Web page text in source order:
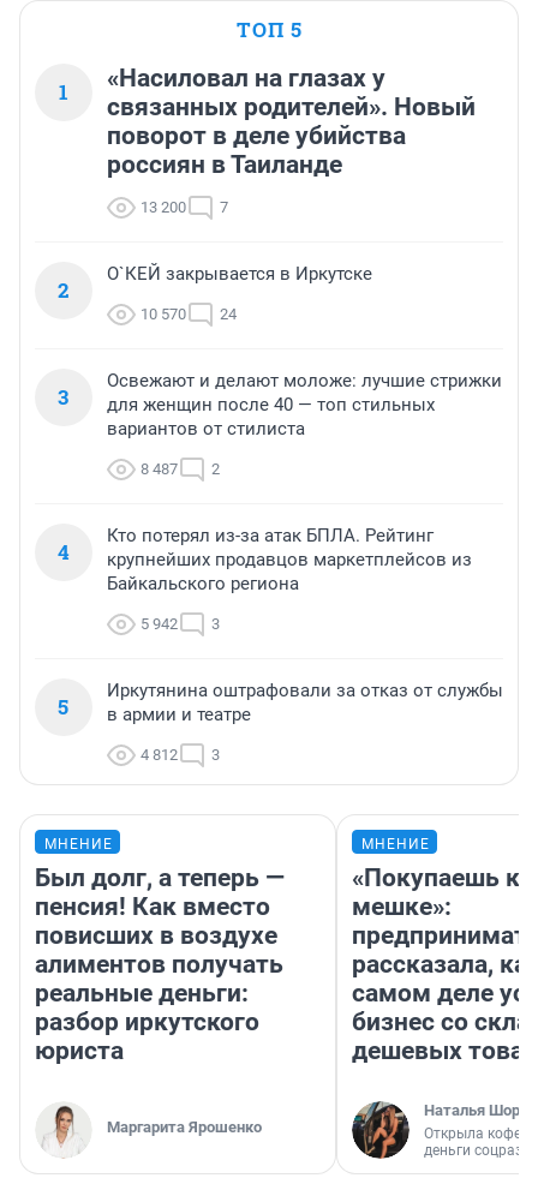
ТОП 5
1
«Насиловал на глазах у
связанных родителей». Новый
поворот в деле убийства
россиян в Таиланде
13 200 7
2
О`КЕЙ закрывается в Иркутске
10 570 24
3
Освежают и делают моложе: лучшие стрижки
для женщин после 40 — топ стильных
вариантов от стилиста
8 487 2
4
Кто потерял из-за атак БПЛА. Рейтинг
крупнейших продавцов маркетплейсов из
Байкальского региона
5 942 3
5
Иркутянина оштрафовали за отказ от службы
в армии и театре
4 812 3
МНЕНИЕ
Был долг, а теперь —
пенсия! Как вместо
повисших в воздухе
алиментов получать
реальные деньги:
разбор иркутского
юриста
Маргарита Ярошенко
МНЕНИЕ
«Покупаешь
мешке»:
рассказала,
самом деле
бизнес со
дешевых
Наталья
Открыла
деньги